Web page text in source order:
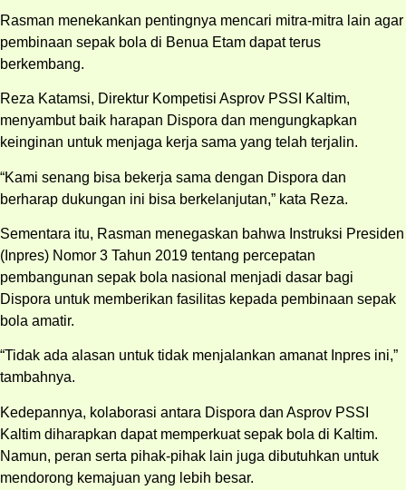
Rasman menekankan pentingnya mencari mitra-mitra lain agar
pembinaan sepak bola di Benua Etam dapat terus
berkembang.
Reza Katamsi, Direktur Kompetisi Asprov PSSI Kaltim,
menyambut baik harapan Dispora dan mengungkapkan
keinginan untuk menjaga kerja sama yang telah terjalin.
“Kami senang bisa bekerja sama dengan Dispora dan
berharap dukungan ini bisa berkelanjutan,” kata Reza.
Sementara itu, Rasman menegaskan bahwa Instruksi Presiden
(Inpres) Nomor 3 Tahun 2019 tentang percepatan
pembangunan sepak bola nasional menjadi dasar bagi
Dispora untuk memberikan fasilitas kepada pembinaan sepak
bola amatir.
“Tidak ada alasan untuk tidak menjalankan amanat Inpres ini,”
tambahnya.
Kedepannya, kolaborasi antara Dispora dan Asprov PSSI
Kaltim diharapkan dapat memperkuat sepak bola di Kaltim.
Namun, peran serta pihak-pihak lain juga dibutuhkan untuk
mendorong kemajuan yang lebih besar.